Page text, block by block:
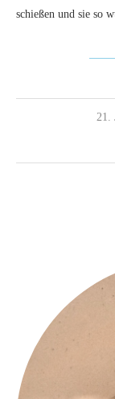
schießen und sie so
21.